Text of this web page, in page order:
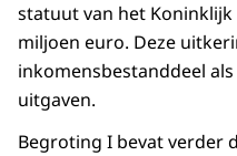
statuut van het Koninklijk
miljoen euro. Deze
inkomensbestanddeel
uitgaven.
Begroting I bevat verder